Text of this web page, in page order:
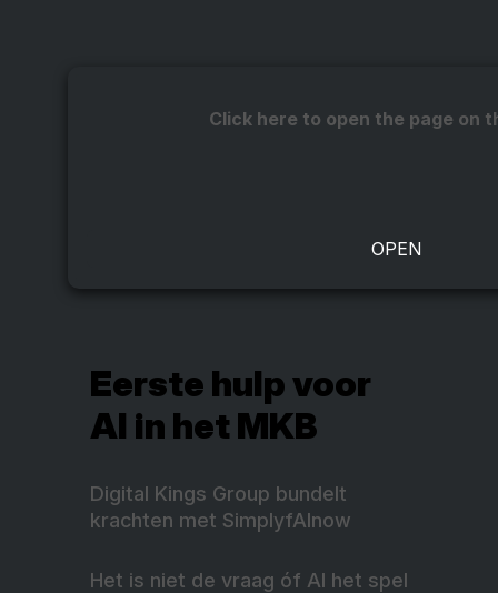
Click here to open the page on
Eerste hulp voor
AI in het MKB
Digital Kings Group bundelt
krachten met SimplyfAInow
Het is niet de vraag óf AI het spel